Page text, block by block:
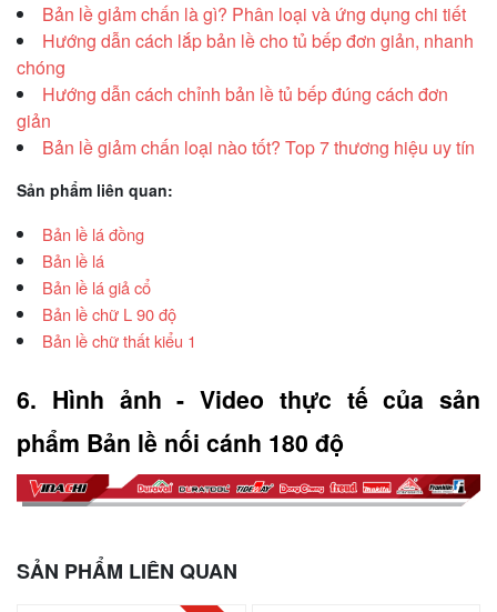
Bản lề giảm chấn là gì? Phân loại và ứng dụng chi tiết
Hướng dẫn cách lắp bản lề cho tủ bếp đơn giản, nhanh
chóng
Hướng dẫn cách chỉnh bản lề tủ bếp đúng cách đơn
giản
Bản lề giảm chấn loại nào tốt? Top 7 thương hiệu uy tín
Sản phẩm liên quan:
Bản lề lá đồng
Bản lề lá
Bản lề lá giả cổ
Bản lề chữ L 90 độ
Bản lề chữ thất kiểu 1
6. Hình ảnh - Video thực tế của sản
phẩm Bản lề nối cánh 180 độ
SẢN PHẨM LIÊN QUAN